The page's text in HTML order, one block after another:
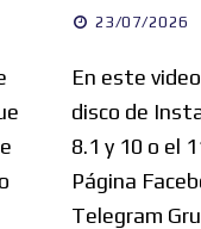
23/07/2026
En este
disco de
8.1 y 10 o el
Página
Telegram